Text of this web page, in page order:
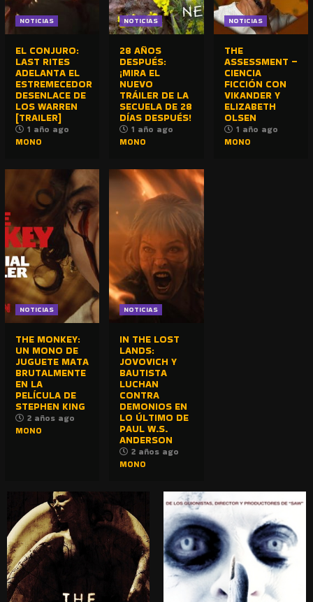
NOTICIAS
EL CONJURO:
LAST RITES
ADELANTA EL
ESTREMECEDOR
DESENLACE DE
LOS WARREN
[TRAILER]
1 año ago
MONO
NOTICIAS
28 AÑOS
DESPUÉS:
¡MIRA EL
NUEVO
TRÁILER DE LA
SECUELA DE 28
DÍAS DESPUÉS!
1 año ago
MONO
NOTICIAS
THE
ASSESSMENT –
CIENCIA
FICCIÓN CON
VIKANDER Y
ELIZABETH
OLSEN
1 año ago
MONO
NOTICIAS
THE MONKEY:
UN MONO DE
JUGUETE MATA
BRUTALMENTE
EN LA
PELÍCULA DE
STEPHEN KING
2 años ago
MONO
NOTICIAS
IN THE LOST
LANDS:
JOVOVICH Y
BAUTISTA
LUCHAN
CONTRA
DEMONIOS EN
LO ÚLTIMO DE
PAUL W.S.
ANDERSON
2 años ago
MONO